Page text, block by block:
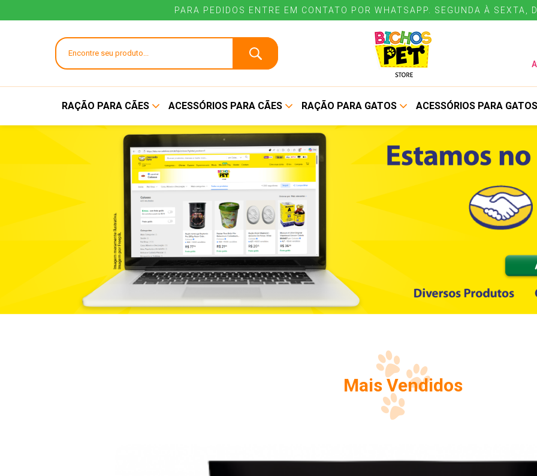
PARA PEDIDOS ENTRE EM CONTATO POR WHATSAPP. SEGUNDA À SEXTA,
RAÇÃO PARA CÃES
ALIMENTO SECO
ALIMENTO ÚMIDO
ACESSÓRIOS PARA CÃES
BEBEDOUROS E
COMEDOUROS
BRINQUEDOS
COLEIRAS E GUIAS
CUIDADOS E HIGIENE
RAÇÃO PARA GATOS
ALIMENTO SECO
ALIMENTO ÚMIDO
ACESSÓRIOS PARA GATOS
COMEDOUROS
CUIDADOS E HIGIENE
Mais Vendidos